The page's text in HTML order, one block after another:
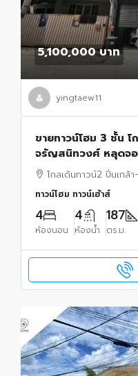
5,100,000 บาท
yingtaew11
ขายทาวน์โฮม 3 ชั้น โ
จรัญสนิทวงศ์ หลุดจอ
โครงการ เข้า-ออกส
โกลเด้นทาวน์2 ปิ่นเกล้
ทาวน์โฮม ทาวน์เฮ้าส์
4
ห้องนอน
4
ห้องน้ำ
187
ตร.ม.